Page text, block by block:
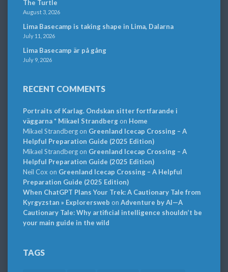
The Turtle
August 3, 2026
Lima Basecamp is taking shape in Lima, Dalarna
July 11, 2026
Lima Basecamp är på gång
July 9, 2026
RECENT COMMENTS
Portraits of Karlag. Ondskan sitter fortfarande i
väggarna * Mikael Strandbergon Home
Mikael Strandbergon Greenland Icecap Crossing – A
Helpful Preparation Guide (2025 Edition)
Mikael Strandbergon Greenland Icecap Crossing – A
Helpful Preparation Guide (2025 Edition)
Neil Cox on Greenland Icecap Crossing – A Helpful
Preparation Guide (2025 Edition)
When ChatGPT Plans Your Trek: A Cautionary Tale from
Kyrgyzstan » Explorersweb on Adventure by AI—A
Cautionary Tale: Why artificial intelligence shouldn’t be
your main guide in the wild
TAGS